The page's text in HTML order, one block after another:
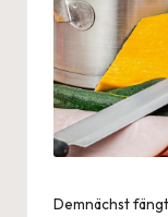
Demnächst